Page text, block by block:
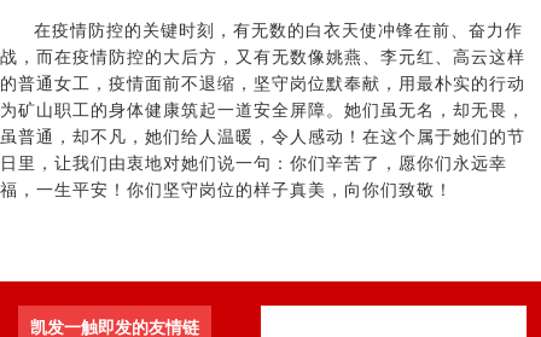
在疫情防控的关键时刻，有无数的白衣天使冲锋在前、奋力作
战，而在疫情防控的大后方，又有无数像姚燕、李元红、高云这样
的普通女工，疫情面前不退缩，坚守岗位默奉献，用最朴实的行动
为矿山职工的身体健康筑起一道安全屏障。她们虽无名，却无畏，
虽普通，却不凡，她们给人温暖，令人感动！在这个属于她们的节
日里，让我们由衷地对她们说一句：你们辛苦了，愿你们永远幸
福，一生平安！你们坚守岗位的样子真美，向你们致敬！
凯发一触即发的友情链